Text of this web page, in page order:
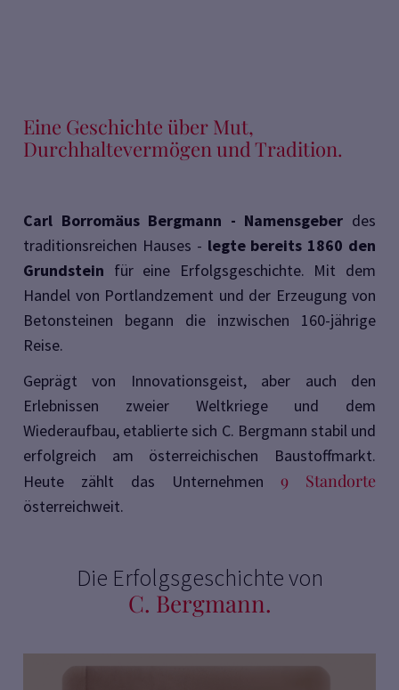
Eine Geschichte über Mut,
Durchhaltevermögen und Tradition.
Carl Borromäus Bergmann - Namensgeber des
traditionsreichen Hauses - legte bereits 1860 den
Grundstein für eine Erfolgsgeschichte. Mit dem
Handel von Portlandzement und der Erzeugung von
Betonsteinen begann die inzwischen 160-jährige
Reise.
Geprägt von Innovationsgeist, aber auch den
Erlebnissen zweier Weltkriege und dem
Wiederaufbau, etablierte sich C. Bergmann stabil und
erfolgreich am österreichischen Baustoffmarkt.
Heute zählt das Unternehmen 9 Standorte
österreichweit.
Die Erfolgsgeschichte von
C. Bergmann.